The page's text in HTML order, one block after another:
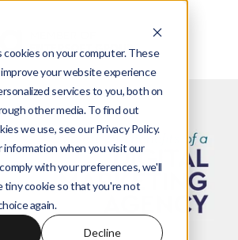
on your computer. These
your website experience
services to you, both on
other media. To find out
we use, see our Privacy Policy.
when you visit our
with your preferences, we'll
tiny cookie so that you're not
again.
Decline